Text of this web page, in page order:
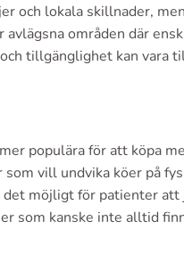
och lokala skillnader,
områden där
tillgänglighet kan vara
populära för att köpa
vill undvika köer på
möjligt för patienter
som kanske inte alltid